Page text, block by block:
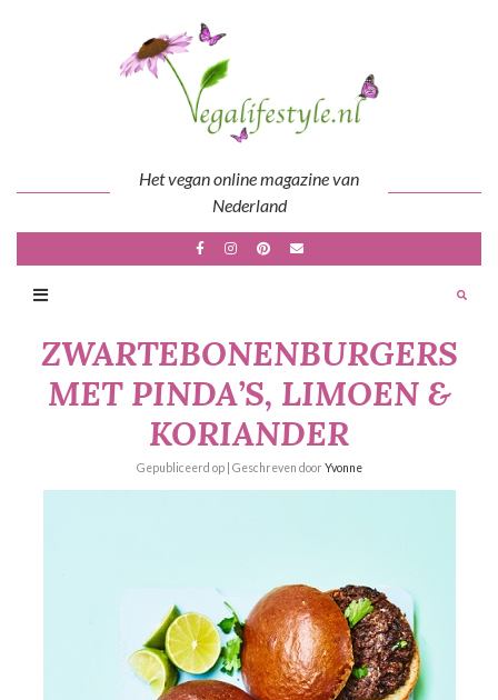
Het vegan online magazine van
Nederland
ZWARTEBONENBURGERS
MET PINDA’S, LIMOEN &
KORIANDER
Gepubliceerd op | Geschreven door Yvonne